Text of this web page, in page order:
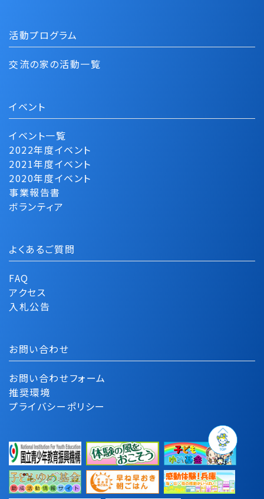
活動プログラム
交流の家の活動一覧
イベント
イベント一覧
2022年度イベント
2021年度イベント
2020年度イベント
事業報告書
ボランティア
よくあるご質問
FAQ
アクセス
入札公告
お問い合わせ
お問い合わせフォーム
推奨環境
プライバシーポリシー